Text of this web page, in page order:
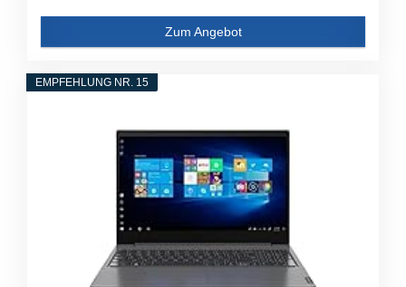
Zum Angebot
EMPFEHLUNG NR. 15